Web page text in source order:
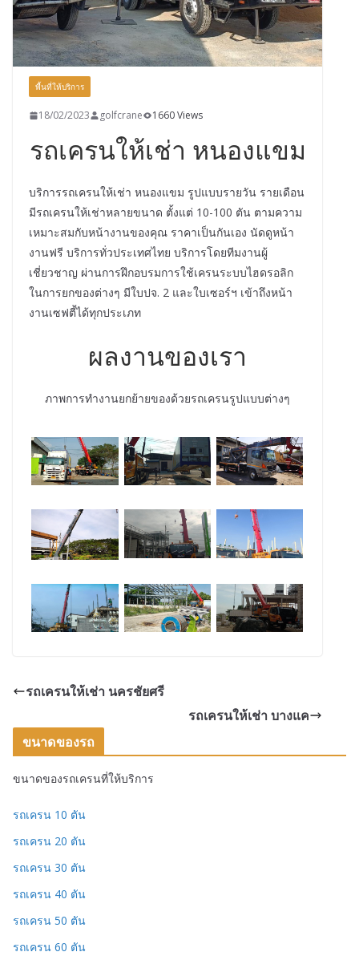
พื้นที่ให้บริการ
18/02/2023 golfcrane 1660 Views
รถเครนให้เช่า หนองแขม
บริการรถเครนให้เช่า หนองแขม รูปแบบรายวัน รายเดือน
มีรถเครนให้เช่าหลายขนาด ตั้งแต่ 10-100 ตัน ตามความ
เหมาะสมกับหน้างานของคุณ ราคาเป็นกันเอง นัดดูหน้า
งานฟรี บริการทั่วประเทศไทย บริการโดยทีมงานผู้
เชี่ยวชาญ ผ่านการฝึกอบรมการใช้เครนระบบไฮดรอลิก
ในการยกของต่างๆ มีใบปจ. 2 และใบเซอร์ฯ เข้าถึงหน้า
งานเซฟตี้ได้ทุกประเภท
ผลงานของเรา
ภาพการทำงานยกย้ายของด้วยรถเครนรูปแบบต่างๆ
รถเครนให้เช่า นครชัยศรี
รถเครนให้เช่า บางแค
ขนาดของรถ
ขนาดของรถเครนที่ให้บริการ
รถเครน 10 ตัน
รถเครน 20 ตัน
รถเครน 30 ตัน
รถเครน 40 ตัน
รถเครน 50 ตัน
รถเครน 60 ตัน